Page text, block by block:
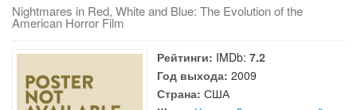
Nightmares in Red, White and Blue: The Evolution of the
American Horror Film
Рейтинги: IMDb: 7.2
Год выхода: 2009
Страна: США